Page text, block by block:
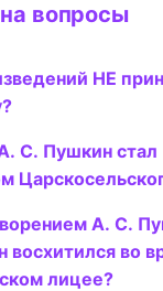
вопросы
НЕ
С. Пушкин стал
А. С.
восхитился во
лицее?